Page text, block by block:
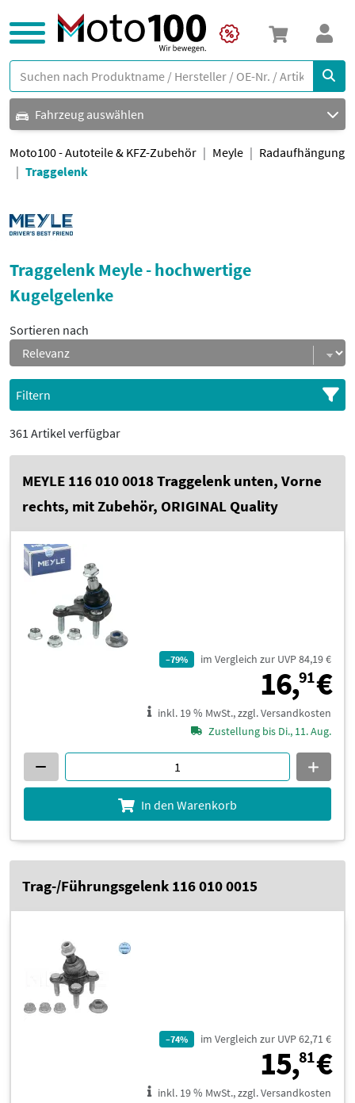
Fahrzeug auswählen
Moto100 - Autoteile & KFZ-Zubehör Meyle
Radaufhängung
Traggelenk
Traggelenk Meyle - hochwertige
Kugelgelenke
Sortieren nach
Filtern
361 Artikel verfügbar
MEYLE 116 010 0018 Traggelenk unten, Vorne
rechts, mit Zubehör, ORIGINAL Quality
–79% im Vergleich zur UVP 84,19 €
16,91€
inkl. 19 % MwSt., zzgl. Versandkosten
Zustellung bis Di., 11. Aug.
In den Warenkorb
Trag-/Führungsgelenk 116 010 0015
–74% im Vergleich zur UVP 62,71 €
15,81€
inkl. 19 % MwSt., zzgl. Versandkosten